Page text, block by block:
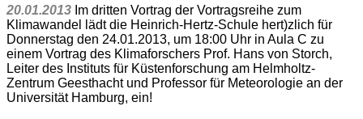
20.01.2013 Im dritten Vortrag der Vortragsreihe zum
Klimawandel lädt die Heinrich-Hertz-Schule hert)zlich für
Donnerstag den 24.01.2013, um 18:00 Uhr in Aula C zu
einem Vortrag des Klimaforschers Prof. Hans von Storch,
Leiter des Instituts für Küstenforschung am Helmholtz-
Zentrum Geesthacht und Professor für Meteorologie an der
Universität Hamburg, ein!